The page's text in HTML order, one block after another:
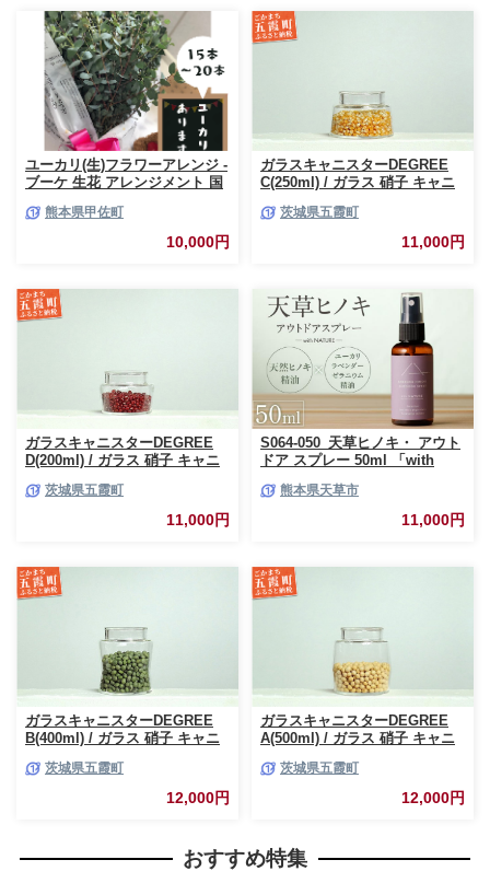
ユーカリ(生)フラワーアレンジ -
ブーケ 生花 アレンジメント 国
ンテリア 虫よけ作用 人気 おす
熊本県甲佐町
10,000円
ガラスキャニスターDEGREE
C(250ml) / ガラス 硝子 キャニ
耐熱 一生もの 職人 こだわり
JIDA デザインミュージアムセ
レクション 茨城県 五霞町
茨城県五霞町
11,000円
ガラスキャニスターDEGREE
D(200ml) / ガラス 硝子 キャニ
耐熱 一生もの 職人 こだわり
JIDA デザインミュージアムセ
レクション 茨城県 五霞町
茨城県五霞町
11,000円
S064-050_天草ヒノキ・ アウト
ドア スプレー 50ml 「with
熊本県天草市
11,000円
ガラスキャニスターDEGREE
B(400ml) / ガラス 硝子 キャニ
耐熱 一生もの 職人 こだわり
JIDA デザインミュージアムセ
レクション 茨城県 五霞町
茨城県五霞町
12,000円
ガラスキャニスターDEGREE
A(500ml) / ガラス 硝子 キャニ
耐熱 一生もの 職人 こだわり
JIDA デザインミュージアムセ
レクション 茨城県 五霞町
茨城県五霞町
12,000円
おすすめ特集